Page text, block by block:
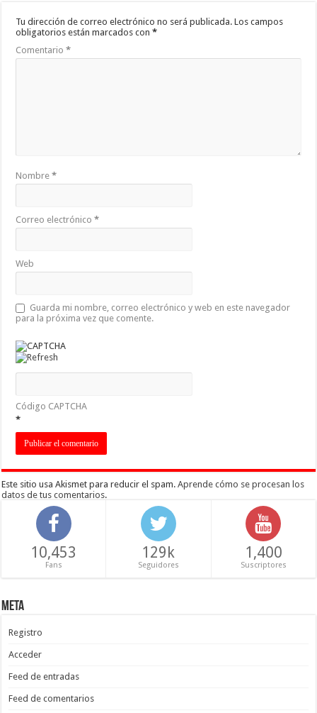
Tu dirección de correo electrónico no será publicada. Los campos
obligatorios están marcados con*
Comentario*
Nombre*
Correo electrónico*
Web
Guarda mi nombre, correo electrónico y web en este navegador
para la próxima vez que comente.
Código CAPTCHA
*
Este sitio usa Akismet para reducir el spam.Aprende cómo se procesan los
datos de tus comentarios.
10,453
Fans
129k
Seguidores
1,400
Suscriptores
Meta
Registro
Acceder
Feed de entradas
Feed de comentarios